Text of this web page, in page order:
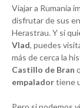
Viajar a Rumania
disfrutar de sus
Herastrau. Y si
Vlad, puedes
más de cerca la
Castillo de Bran
empaladortiene